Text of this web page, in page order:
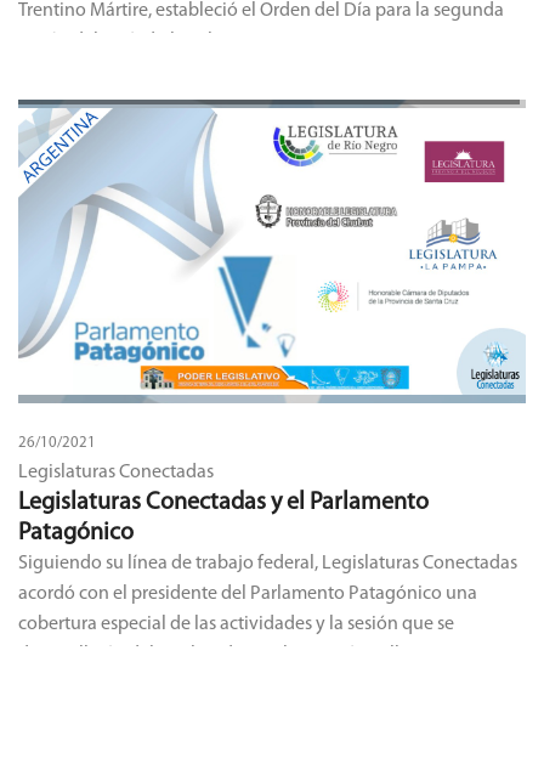
Trentino Mártire, estableció el Orden del Día para la segunda
26/10/2021
Legislaturas Conectadas
Legislaturas Conectadas y el Parlamento
Patagónico
Siguiendo su línea de trabajo federal, Legislaturas Conectadas
acordó con el presidente del Parlamento Patagónico una
cobertura especial de las actividades y la sesión que se